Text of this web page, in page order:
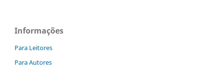
Informações
Para Leitores
Para Autores